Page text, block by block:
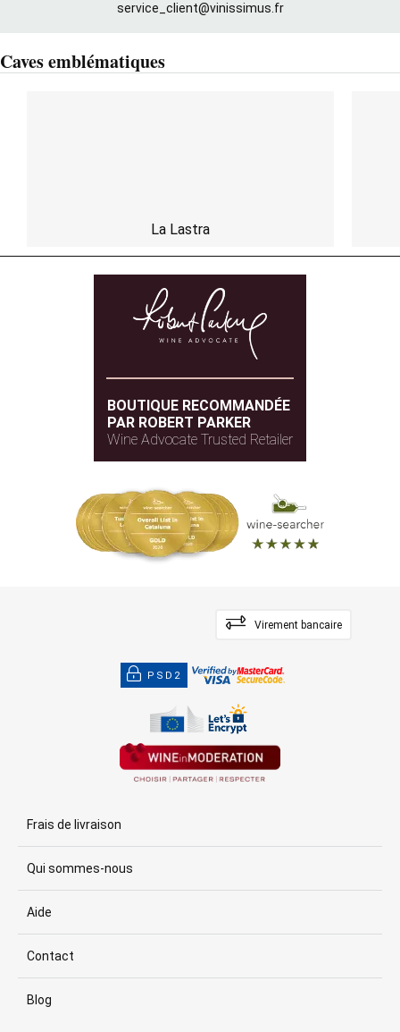
service_client@vinissimus.fr
Caves emblématiques
La Lastra
BOUTIQUE RECOMMANDÉE
PAR ROBERT PARKER
Wine Advocate Trusted Retailer
Virement bancaire
PSD2
Frais de livraison
Qui sommes-nous
Aide
Contact
Blog